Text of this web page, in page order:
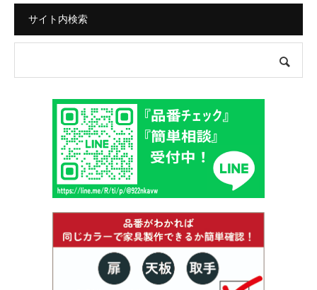
サイト内検索